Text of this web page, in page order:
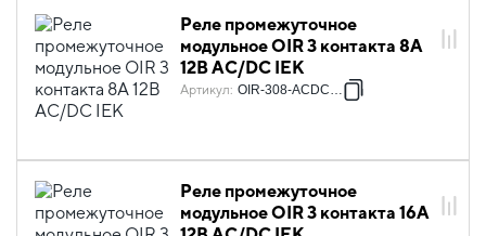
Реле промежуточное
модульное OIR 3 контакта 8А
12В AC/DC IEK
Артикул: OIR-308-ACDC12V
Реле промежуточное
модульное OIR 3 контакта 16А